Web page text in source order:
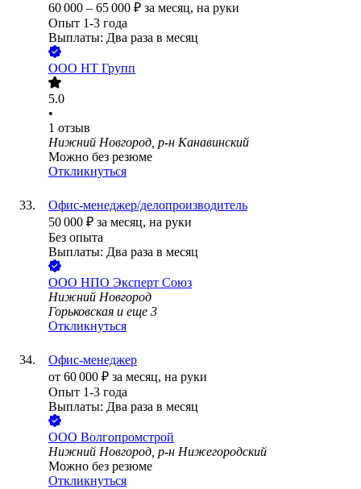
60 000 – 65 000 ₽ за месяц, на руки
Опыт 1-3 года
Выплаты: Два раза в месяц
ООО НТ Групп
5.0
•
1 отзыв
Нижний Новгород, р-н Канавинский
Можно без резюме
Откликнуться
Офис-менеджер/делопроизводитель
50 000 ₽ за месяц, на руки
Без опыта
Выплаты: Два раза в месяц
ООО НПО Эксперт Союз
Нижний Новгород
Горьковская и еще 3
Откликнуться
Офис-менеджер
от 60 000 ₽ за месяц, на руки
Опыт 1-3 года
Выплаты: Два раза в месяц
ООО Волгопромстрой
Нижний Новгород, р-н Нижегородский
Можно без резюме
Откликнуться